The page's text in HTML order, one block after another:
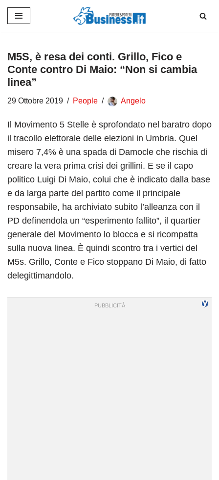
contenuto
M5S, è resa dei conti. Grillo, Fico e
Conte contro Di Maio: “Non si cambia
linea”
29 Ottobre 2019 People Angelo
Il Movimento 5 Stelle è sprofondato nel baratro dopo
il tracollo elettorale delle elezioni in Umbria. Quel
misero 7,4% è una spada di Damocle che rischia di
creare la vera prima crisi dei grillini. E se il capo
politico Luigi Di Maio, colui che è indicato dalla base
e da larga parte del partito come il principale
responsabile, ha archiviato subito l’alleanza con il
PD definendola un “esperimento fallito”, il quartier
generale del Movimento lo blocca e si ricompatta
sulla nuova linea. È quindi scontro tra i vertici del
M5s. Grillo, Conte e Fico stoppano Di Maio, di fatto
delegittimandolo.